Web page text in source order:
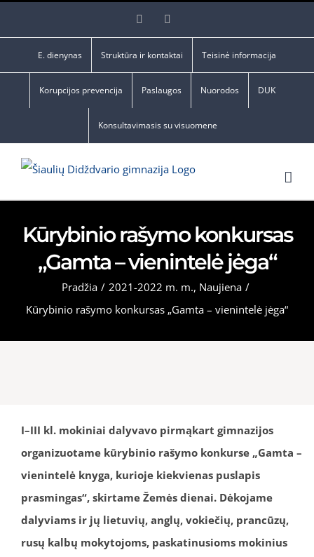
Facebook
E. dienynas Struktūra ir kontaktai Teisinė informacija
Korupcijos prevencija Paslaugos Nuorodos DUK
Konsultavimasis su visuomene
Kūrybinio rašymo konkursas
„Gamta – vienintelė jėga“
Pradžia / 2021-2022 m. m., Naujiena /
Kūrybinio rašymo konkursas „Gamta – vienintelė jėga“
I–III kl. mokiniai dalyvavo pirmąkart gimnazijos
organizuotame kūrybinio rašymo konkurse „Gamta –
vienintelė knyga, kurioje kiekvienas puslapis
prasmingas“, skirtame Žemės dienai. Dėkojame
dalyviams ir jų lietuvių, anglų, vokiečių, prancūzų,
rusų kalbų mokytojoms, paskatinusioms mokinius